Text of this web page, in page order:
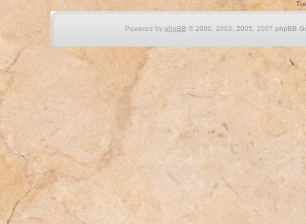
Powered by phpBB © 2000, 2002, 2005, 2007 phpBB